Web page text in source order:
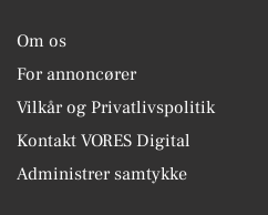
Om os
For annoncører
Vilkår og Privatlivspolitik
Kontakt VORES Digital
Administrer samtykke